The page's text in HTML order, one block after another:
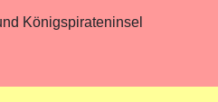
Königspirateninsel